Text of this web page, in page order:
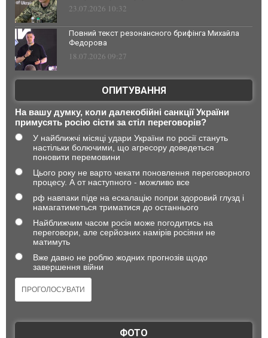
23.07.2026 10:32
Повний текст резонансного брифінга Михайла
Федорова
18.07.2026 09:27
ОПИТУВАННЯ
На вашу думку, коли далекобійні санкції України
примусять росію сісти за стіл переговорів?
У найближчі місяці удари України по росії стануть
настільки болючими, що агресору доведеться
поновити перемовини
Цього року не варто чекати поновлення переговорного
процесу. А от наступного - можливо все
рф навпаки піде на ескалацію попри здоровий глузд і
намагатиметься триматися до останнього
Найближчим часом росія може погодитись на
переговори, але серйозних намірів росіяни не
матимуть
Вже давно не роблю жодних прогнозів щодо
завершення війни
ФОТО